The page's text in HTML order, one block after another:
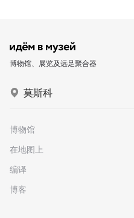
博物馆、展览及远足聚合器
莫斯科
博物馆
在地图上
编译
博客